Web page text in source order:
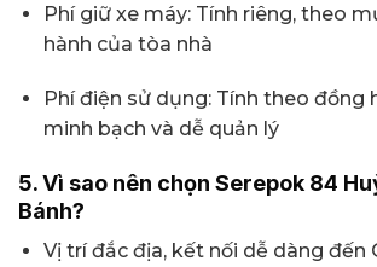
Phí giữ xe máy: Tính riêng, theo
hành của tòa nhà
Phí điện sử dụng: Tính theo đồng
minh bạch và dễ quản lý
5. Vì sao nên chọn Serepok 84
Bánh?
Vị trí đắc địa, kết nối dễ dàng đến